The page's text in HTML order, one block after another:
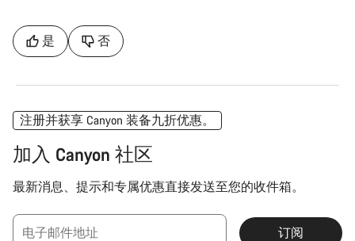
是 否
注册并获享 Canyon 装备九折优惠。
加入 Canyon 社区
最新消息、提示和专属优惠直接发送至您的收件箱。
电子邮件地址 订阅